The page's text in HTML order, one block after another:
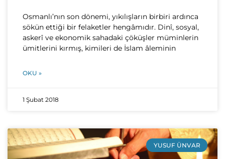
Osmanlı’nın son dönemi, yıkılışların birbiri ardınca
sökün ettiği bir felaketler hengâmıdır. Dinî, sosyal,
askerî ve ekonomik sahadaki çöküşler müminlerin
ümitlerini kırmış, kimileri de İslam âleminin
OKU »
1 Şubat 2018
YUSUF ÜNVAR